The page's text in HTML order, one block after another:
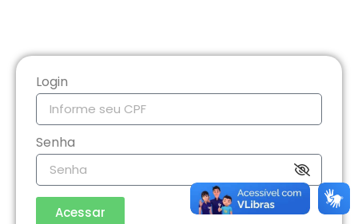
Login
Senha
Acessar